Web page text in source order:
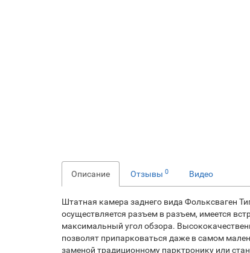
Описание Отзывы 0 Видео
Штатная камера заднего вида Фольксваген
осуществляется разъем в разъем, имеется
максимальный угол обзора.
позволят припарковаться даже в самом
заменой традиционному парктронику или